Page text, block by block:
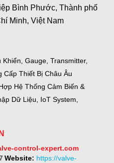
Bình Phước, Thành phố
Minh, Việt Nam
Gauge, Transmitter,
Cấp Thiết Bị Châu Âu
Hệ Thống Cảm Biến &
Dữ Liệu, IoT System,
control-expert.com
Website: https://valve-